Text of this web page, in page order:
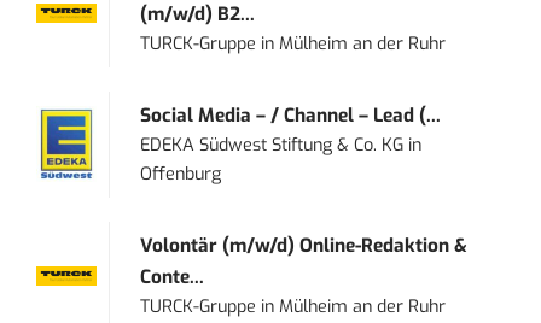
(m/w/d) B2...
TURCK-Gruppe inMülheim an der Ruhr
Social Media – / Channel – Lead (...
EDEKA Südwest Stiftung & Co. KG in
Offenburg
Volontär (m/w/d) Online-Redaktion &
Conte...
TURCK-Gruppe inMülheim an der Ruhr